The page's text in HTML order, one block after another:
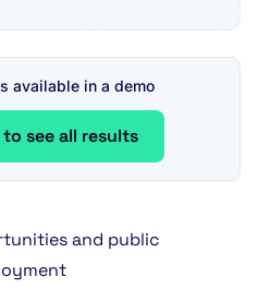
available in a demo
see all results
and public